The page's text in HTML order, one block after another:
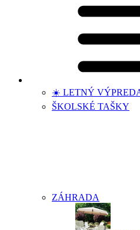
☀️ LETNÝ
ŠKOLSKÉ TAŠKY
ZÁHRADA